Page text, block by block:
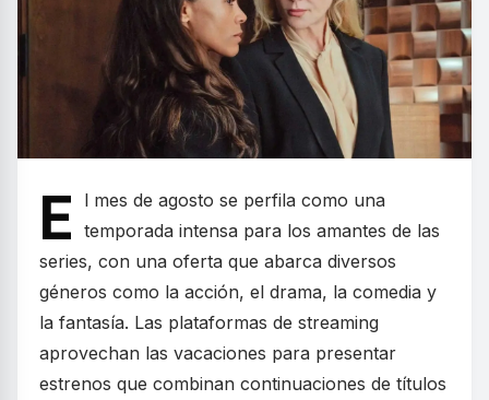
E
l mes de agosto se perfila como una
temporada intensa para los amantes de las
series, con una oferta que abarca diversos
géneros como la acción, el drama, la comedia y
la fantasía. Las plataformas de streaming
aprovechan las vacaciones para presentar
estrenos que combinan continuaciones de títulos